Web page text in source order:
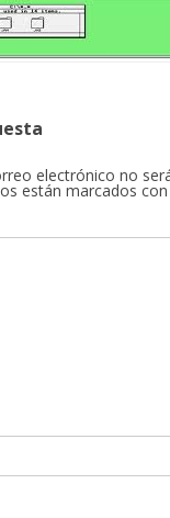
electrónico no
están marcados con